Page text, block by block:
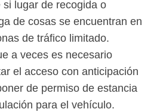
si lugar de recogida o
de cosas se encuentran en
de tráfico limitado.
a veces es necesario
el acceso con anticipación
de permiso de estancia
para el vehículo.